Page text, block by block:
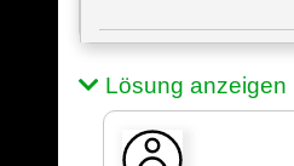
Lösung anzeigen